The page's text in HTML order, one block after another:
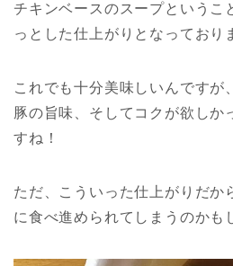
チキンベースのスープというこ
っとした仕上がりとなっており
これでも十分美味しいんですが
豚の旨味、そしてコクが欲しか
すね！
ただ、こういった仕上がりだか
に食べ進められてしまうのかも